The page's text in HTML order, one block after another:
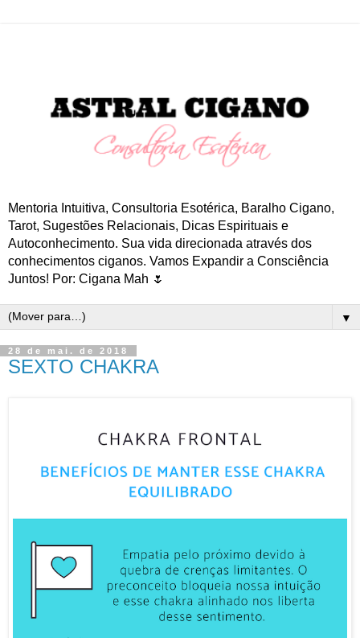
Mentoria Intuitiva, Consultoria Esotérica, Baralho Cigano,
Tarot, Sugestões Relacionais, Dicas Espirituais e
Autoconhecimento. Sua vida direcionada através dos
conhecimentos ciganos. Vamos Expandir a Consciência
Juntos! Por: Cigana Mah 🌷
▼
28 de mai. de 2018
SEXTO CHAKRA